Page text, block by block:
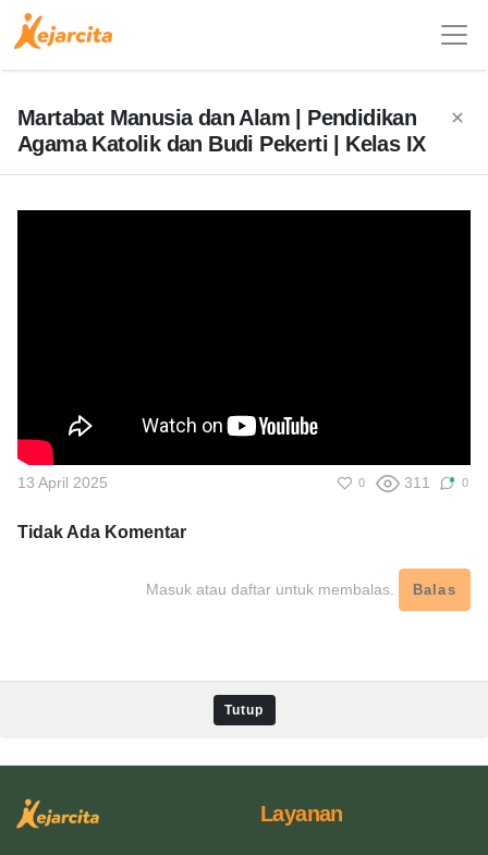
Martabat Manusia dan Alam | Pendidikan
Agama Katolik dan Budi Pekerti | Kelas IX
13 April 2025 0 311 0
Tidak Ada Komentar
Masuk atau daftar untuk membalas. Balas
Tutup
Layanan